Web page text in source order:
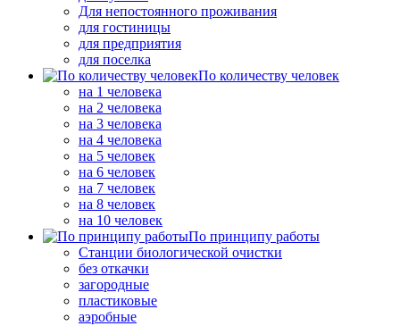
Для непостоянного проживания
для гостиницы
для предприятия
для поселка
По количеству человек
на 1 человека
на 2 человека
на 3 человека
на 4 человека
на 5 человек
на 6 человек
на 7 человек
на 8 человек
на 10 человек
По принципу работы
Станции биологической очистки
без откачки
загородные
пластиковые
аэробные